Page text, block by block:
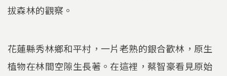
拔森林的觀察。
花蓮縣秀林鄉和平村，一片老熟的銀合歡林，原生
植物在林間空隙生長著。在這裡，蔡智豪看見原始